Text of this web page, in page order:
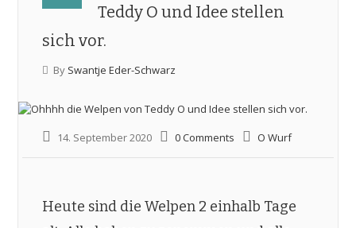
Teddy O und Idee stellen
sich vor.
By Swantje Eder-Schwarz
14. September 2020 0 Comments O Wurf
Heute sind die Welpen 2 einhalb Tage